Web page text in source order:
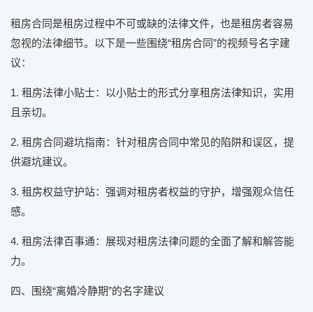
租房合同是租房过程中不可或缺的法律文件，也是租房者容易
忽视的法律细节。以下是一些围绕“租房合同”的视频号名字建
议：
1. 租房法律小贴士：以小贴士的形式分享租房法律知识，实用
且亲切。
2. 租房合同避坑指南：针对租房合同中常见的陷阱和误区，提
供避坑建议。
3. 租房权益守护站：强调对租房者权益的守护，增强观众信任
感。
4. 租房法律百事通：展现对租房法律问题的全面了解和解答能
力。
四、围绕“离婚冷静期”的名字建议